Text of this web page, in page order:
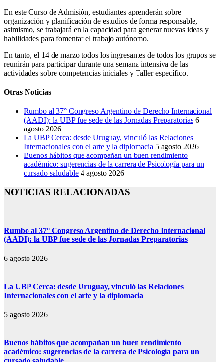
En este Curso de Admisión, estudiantes aprenderán sobre
organización y planificación de estudios de forma responsable,
asimismo, se trabajará en la capacidad para generar nuevas ideas y
habilidades para fomentar el trabajo autónomo.
En tanto, el 14 de marzo todos los ingresantes de todos los grupos se
reunirán para participar durante una semana intensiva de las
actividades sobre competencias iniciales y Taller específico.
Otras Noticias
Rumbo al 37° Congreso Argentino de Derecho Internacional
(AADI): la UBP fue sede de las Jornadas Preparatorias 6
agosto 2026
La UBP Cerca: desde Uruguay, vinculó las Relaciones
Internacionales con el arte y la diplomacia 5 agosto 2026
Buenos hábitos que acompañan un buen rendimiento
académico: sugerencias de la carrera de Psicología para un
cursado saludable 4 agosto 2026
NOTICIAS RELACIONADAS
Rumbo al 37° Congreso Argentino de Derecho Internacional
(AADI): la UBP fue sede de las Jornadas Preparatorias
6 agosto 2026
La UBP Cerca: desde Uruguay, vinculó las Relaciones
Internacionales con el arte y la diplomacia
5 agosto 2026
Buenos hábitos que acompañan un buen rendimiento
académico: sugerencias de la carrera de Psicología para un